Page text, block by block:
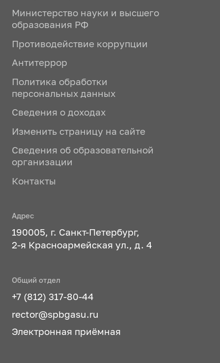
Министерство науки и высшего
образования РФ
Противодействие коррупции
Антитеррор
Политика обработки
персональных данных
Сведения о доходах
Изменить страницу на сайте
Сведения об образовательной
организации
Контакты
Адрес
190005, г. Санкт-Петербург,
2-я Красноармейская ул., д. 4
Общий отдел
+7 (812) 317-80-44
rector@spbgasu.ru
Электронная приёмная